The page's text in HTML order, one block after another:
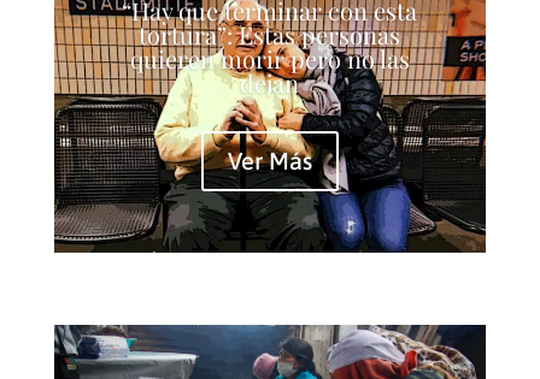
“Hay que terminar con esta
tortura”: Estas personas
quieren morir pero no las
dejan
Ver Más